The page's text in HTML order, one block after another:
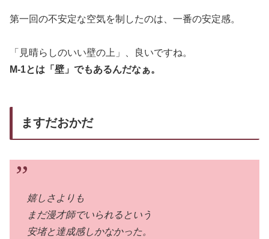
第一回の不安定な空気を制したのは、一番の安定感。
「見晴らしのいい壁の上」、良いですね。
M-1とは「壁」でもあるんだなぁ。
ますだおかだ
嬉しさよりも
まだ漫才師でいられるという
安堵と達成感しかなかった。